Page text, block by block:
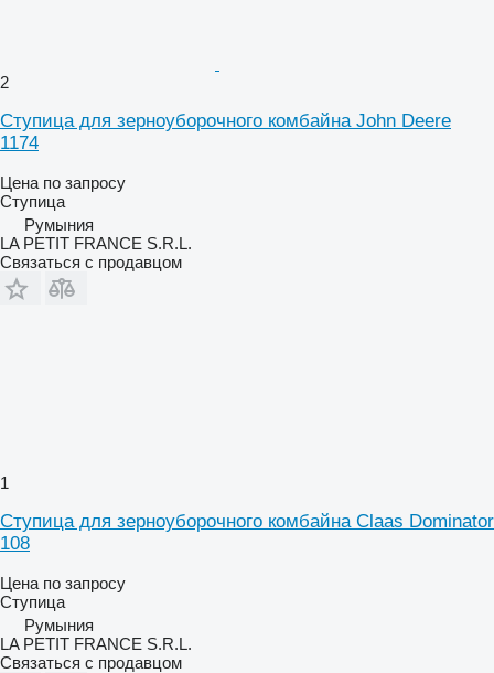
2
Ступица для зерноуборочного комбайна John Deere
1174
Цена по запросу
Ступица
Румыния
LA PETIT FRANCE S.R.L.
Связаться с продавцом
1
Ступица для зерноуборочного комбайна Claas Dominator
108
Цена по запросу
Ступица
Румыния
LA PETIT FRANCE S.R.L.
Связаться с продавцом